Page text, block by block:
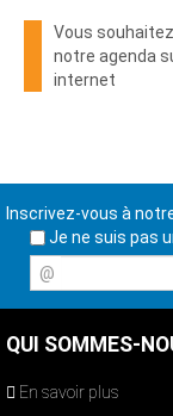
Vous
notre agenda
internet
Inscrivez-vous à
Je ne suis pas
@
QUI SOMMES-
En savoir plus